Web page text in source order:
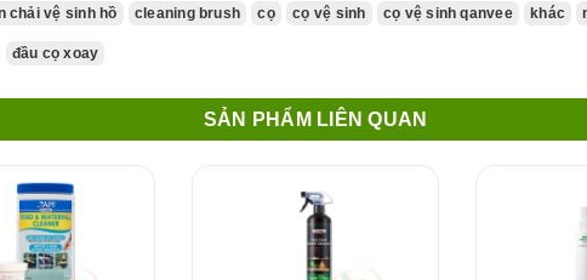
chải vệ sinh hồ cleaning brush cọ cọ vệ sinh cọ vệ sinh qanvee khác
đầu cọ xoay
SẢN PHẨM LIÊN QUAN